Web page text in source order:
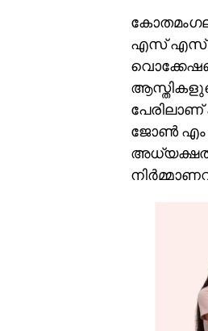
എസ്‌ എസ്‌
പേരിലാണ്
ജോൺ എം
അധ്യക്ഷത